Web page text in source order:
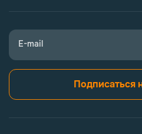
E-mail
Подписаться